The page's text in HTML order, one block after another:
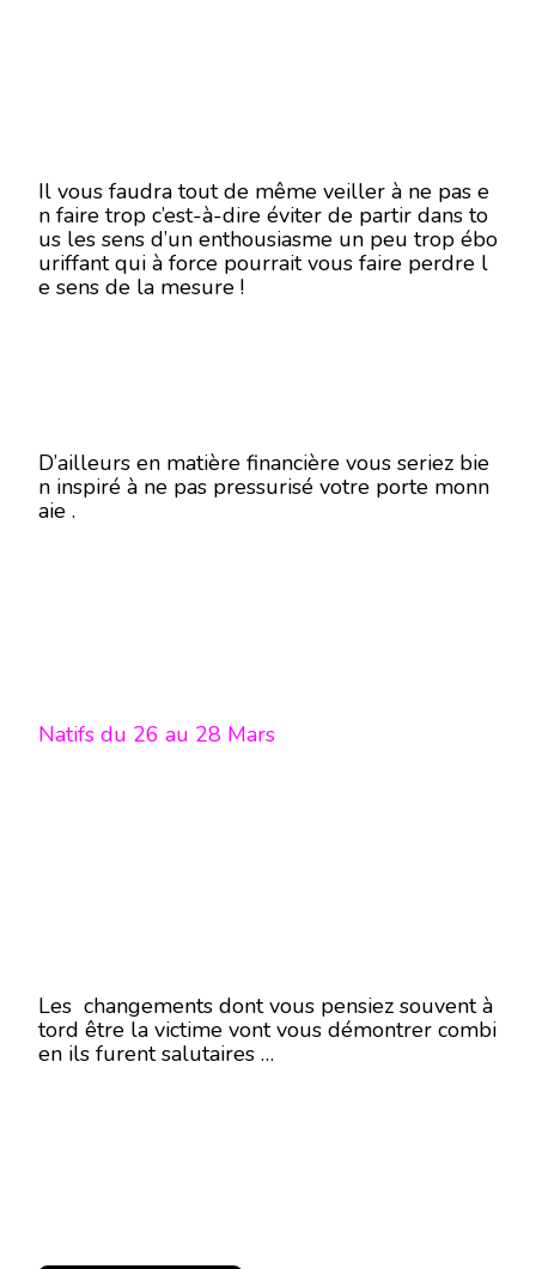
Il vous faudra tout de même veiller à ne pas e
n faire trop c’est-à-dire éviter de partir dans to
us les sens d’un enthousiasme un peu trop ébo
uriffant qui à force pourrait vous faire perdre l
e sens de la mesure !
D’ailleurs en matière financière vous seriez bie
n inspiré à ne pas pressurisé votre porte monn
aie .
Natifs du 26 au 28 Mars
Les changements dont vous pensiez souvent à
tord être la victime vont vous démontrer combi
en ils furent salutaires …